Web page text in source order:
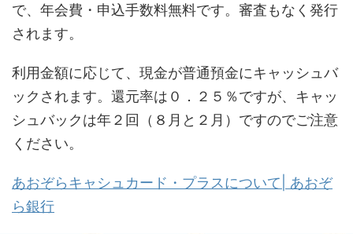
で、年会費・申込手数料無料です。審査もなく発行
されます。
利用金額に応じて、現金が普通預金にキャッシュバ
ックされます。還元率は０．２５％ですが、キャッ
シュバックは年２回（８月と２月）ですのでご注意
ください。
あおぞらキャシュカード・プラスについて| あおぞ
ら銀行